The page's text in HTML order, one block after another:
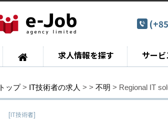
求人情報を探す サービ
トップ> IT技術者の求人 > > 不明 > Regional IT
[IT技術者]